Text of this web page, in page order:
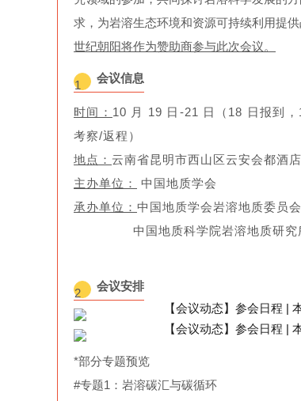
求，为岩溶生态环境和资源可持续利用提供
世纪朝阳将作为赞助商参与此次会议。
1
会议信息
时间： 10 月 19 日-21 日（18 日报到
考察/返程）
地点： 云南省昆明市西山区云安会都酒店
主办单位：
中国地质学会
承办单位： 中国地质学会岩溶地质委员会
中国地质科学院岩溶地质
2
会议安排
*部分专题预览
#专题1：岩溶碳汇与碳循环